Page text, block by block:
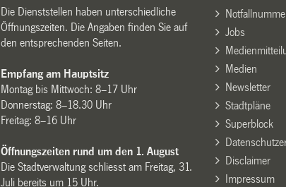
Die Dienststellen haben unterschiedliche
Öffnungszeiten. Die Angaben finden Sie auf
den entsprechenden Seiten.
Empfang am Hauptsitz
Montag bis Mittwoch: 8–17 Uhr
Donnerstag: 8–18.30 Uhr
Freitag: 8–16 Uhr
Öffnungszeiten rund um den 1. August
Die Stadtverwaltung schliesst am Freitag, 31.
Juli bereits um 15 Uhr.
Jobs
Medien
Newsletter
Stadtpläne
Superblock
Disclaimer
Impressum